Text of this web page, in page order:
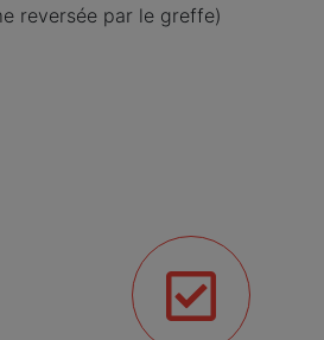
reversée par le greffe)